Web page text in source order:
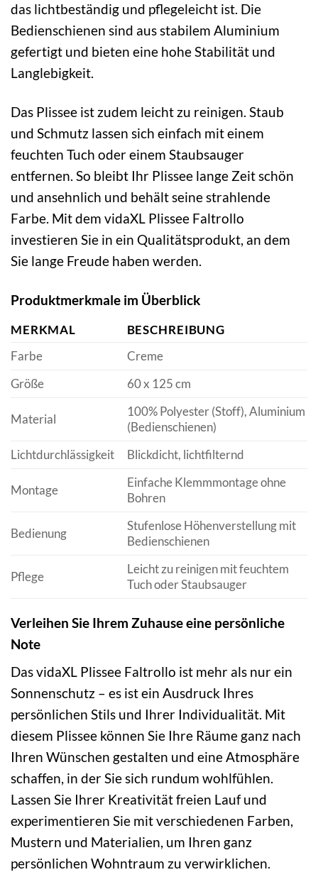
das lichtbeständig und pflegeleicht ist. Die
Bedienschienen sind aus stabilem Aluminium
gefertigt und bieten eine hohe Stabilität und
Langlebigkeit.
Das Plissee ist zudem leicht zu reinigen. Staub
und Schmutz lassen sich einfach mit einem
feuchten Tuch oder einem Staubsauger
entfernen. So bleibt Ihr Plissee lange Zeit schön
und ansehnlich und behält seine strahlende
Farbe. Mit dem vidaXL Plissee Faltrollo
investieren Sie in ein Qualitätsprodukt, an dem
Sie lange Freude haben werden.
Produktmerkmale im Überblick
MERKMAL
BESCHREIBUNG
Farbe
Creme
Größe
60 x 125 cm
Material
100% Polyester (Stoff), Aluminium
(Bedienschienen)
Lichtdurchlässigkeit
Blickdicht, lichtfilternd
Montage
Einfache Klemmmontage ohne
Bohren
Bedienung
Stufenlose Höhenverstellung mit
Bedienschienen
Pflege
Leicht zu reinigen mit feuchtem
Tuch oder Staubsauger
Verleihen Sie Ihrem Zuhause eine persönliche
Note
Das vidaXL Plissee Faltrollo ist mehr als nur ein
Sonnenschutz – es ist ein Ausdruck Ihres
persönlichen Stils und Ihrer Individualität. Mit
diesem Plissee können Sie Ihre Räume ganz nach
Ihren Wünschen gestalten und eine Atmosphäre
schaffen, in der Sie sich rundum wohlfühlen.
Lassen Sie Ihrer Kreativität freien Lauf und
experimentieren Sie mit verschiedenen Farben,
Mustern und Materialien, um Ihren ganz
persönlichen Wohntraum zu verwirklichen.